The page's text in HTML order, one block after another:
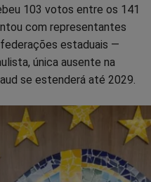
103 votos entre os 141
com representantes
estaduais —
única ausente na
se estenderá até 2029.